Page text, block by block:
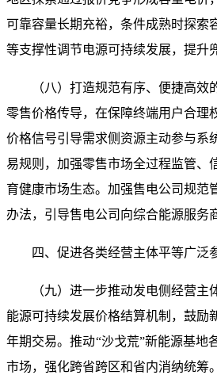
可靠容量长期充裕，条件成熟时探索
等支撑性调节电源可持续发展，提升
（八）打造规范有序、便捷高效
零售价格传导，在保障终端用户合理
价格信号引导需求侧资源主动参与系
易规则，加强零售市场全过程监管、
育健康市场生态。加强售电公司规范
办法，引导售电公司向综合能源服务
四、促进各类经营主体平等广泛
（九）进一步推动发电侧经营主
能源可持续发展价格结算机制，鼓励
年期交易。推动“沙戈荒”新能源基地
市场，强化跨省跨区和省内消纳统筹